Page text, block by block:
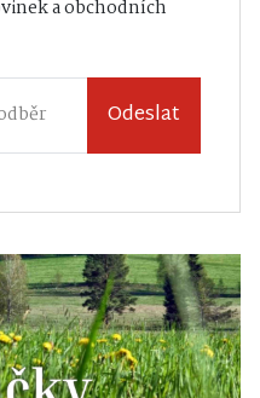
a obchodních
Odeslat